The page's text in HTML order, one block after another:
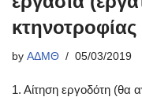
κτηνοτροφίας
by ΑΔΜΘ 05/03/2019
1. Αίτηση εργοδότη (θα